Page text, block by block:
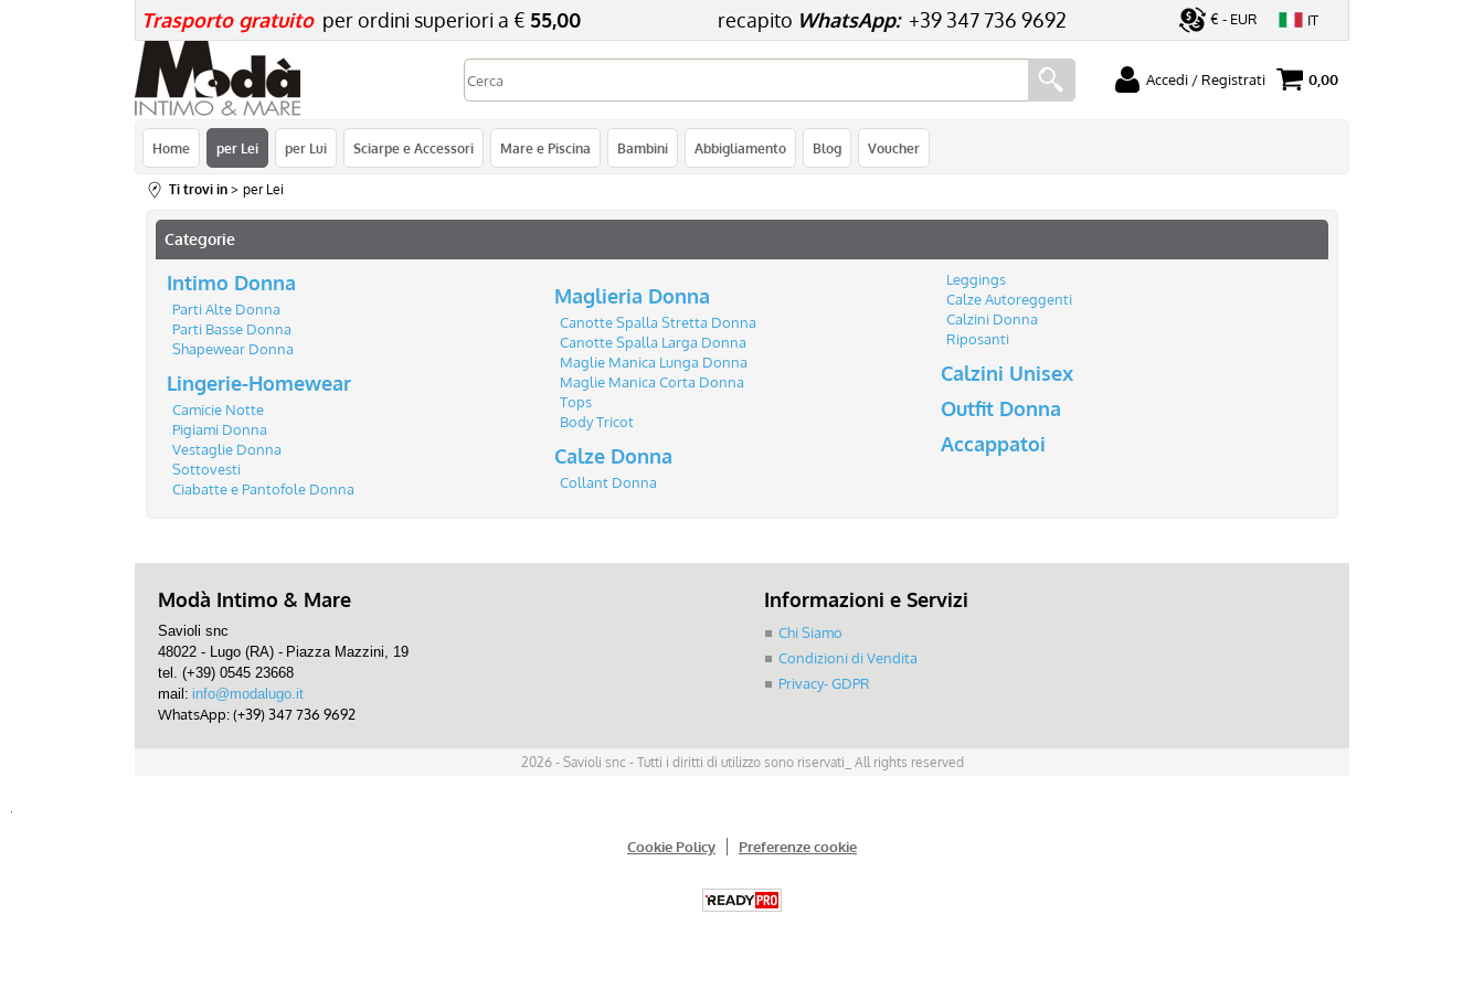
Trasporto gratuitoper ordini superiori a € 55,00 recapito WhatsApp:+39 347 736 9692 € - EUR IT
Accedi / Registrati
Sono già registrato
Per completare l'ordine inserisci il
Password:
Hai perso la password?
0,00
Home per Lei per Lui Sciarpe e Accessori Mare e Piscina Bambini Abbigliamento Blog Voucher
Ti trovi in per Lei
Categorie
Intimo Donna
Parti Alte Donna
Parti Basse Donna
Shapewear Donna
Lingerie-Homewear
Camicie Notte
Pigiami Donna
Vestaglie Donna
Sottovesti
Ciabatte e Pantofole Donna
Maglieria Donna
Canotte Spalla Stretta Donna
Canotte Spalla Larga Donna
Maglie Manica Lunga Donna
Maglie Manica Corta Donna
Tops
Body Tricot
Calze Donna
Collant Donna
Leggings
Calze Autoreggenti
Calzini Donna
Riposanti
Calzini Unisex
Outfit Donna
Accappatoi
Modà Intimo & Mare
Savioli snc
48022 - Lugo (RA) - Piazza Mazzini, 19
tel. (+39) 0545 23668
mail: info@modalugo.it
WhatsApp: (+39) 347 736 9692
Informazioni e Servizi
Chi Siamo
Condizioni di Vendita
Privacy- GDPR
2026 - Savioli snc - Tutti i diritti di utilizzo sono riservati_ All rights reserved
Cookie Policy Preferenze cookie